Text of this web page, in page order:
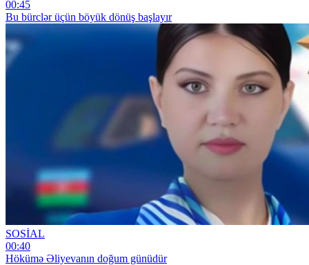
00:45
Bu bürclər üçün böyük dönüş başlayır
SOSİAL
00:40
Hökümə Əliyevanın doğum günüdür